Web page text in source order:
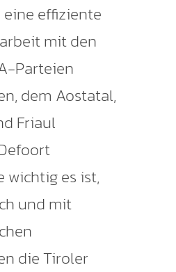
effiziente
mit den
Parteien
dem Aostatal,
Friaul
wichtig es ist,
und mit
die Tiroler